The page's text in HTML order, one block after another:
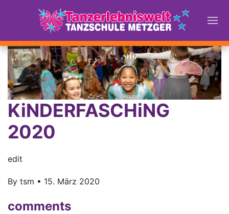
KiNDERFASCHiNG
2020
edit
By tsm • 15. März 2020
comments